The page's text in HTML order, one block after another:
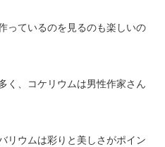
っているのを見るのも楽しいの
く、コケリウムは男性作家さん
リウムは彩りと美しさがポイン